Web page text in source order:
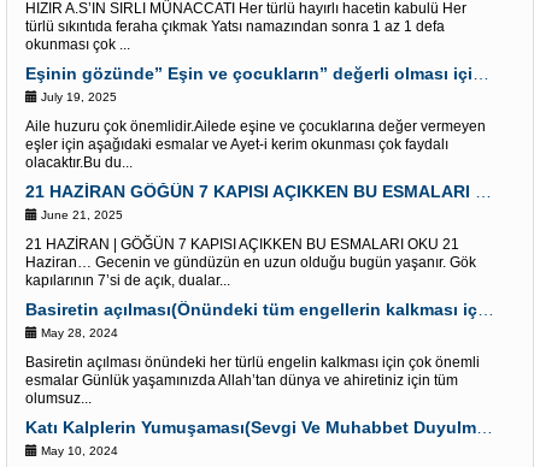
HIZIR A.S’IN SIRLI MÜNACCATI Her türlü hayırlı hacetin kabulü Her
türlü sıkıntıda feraha çıkmak Yatsı namazından sonra 1 az 1 defa
okunması çok ...
July 19, 2025
Aile huzuru çok önemlidir.Ailede eşine ve çocuklarına değer vermeyen
eşler için aşağıdaki esmalar ve Ayet-i kerim okunması çok faydalı
olacaktır.Bu du...
June 21, 2025
21 HAZİRAN | GÖĞÜN 7 KAPISI AÇIKKEN BU ESMALARI OKU 21
Haziran… Gecenin ve gündüzün en uzun olduğu bugün yaşanır. Gök
kapılarının 7’si de açık, dualar...
May 28, 2024
Basiretin açılması önündeki her türlü engelin kalkması için çok önemli
esmalar Günlük yaşamınızda Allah’tan dünya ve ahiretiniz için tüm
olumsuz...
May 10, 2024